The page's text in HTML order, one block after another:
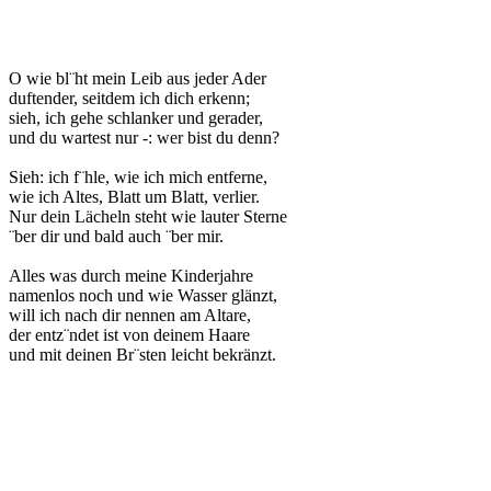
O wie bl¨ht mein Leib aus jeder Ader
duftender, seitdem ich dich erkenn;
sieh, ich gehe schlanker und gerader,
und du wartest nur -: wer bist du denn?
Sieh: ich f¨hle, wie ich mich entferne,
wie ich Altes, Blatt um Blatt, verlier.
Nur dein Lächeln steht wie lauter Sterne
¨ber dir und bald auch ¨ber mir.
Alles was durch meine Kinderjahre
namenlos noch und wie Wasser glänzt,
will ich nach dir nennen am Altare,
der entz¨ndet ist von deinem Haare
und mit deinen Br¨sten leicht bekränzt.